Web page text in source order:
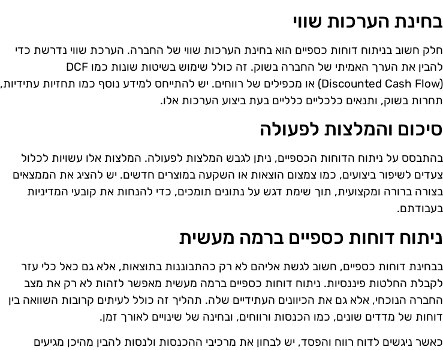
בחינת הערכות שווי
חלק חשוב בניתוח דוחות כספיים הוא בחינת הערכות שווי של החברה. הערכת שווי נדרשת כדי
להבין את הערך האמיתי של החברה בשוק. זה כולל שימוש בשיטות שונות כמו DCF
(Discounted Cash Flow) או מכפילים של רווחים. יש להתייחס למידע נוסף כמו תחזיות עתידיות,
תחרות בשוק, ותנאים כלכליים כלליים בעת ביצוע הערכות אלו.
סיכום והמלצות לפעולה
בהתבסס על ניתוח הדוחות הכספיים, ניתן לגבש המלצות לפעולה. המלצות אלו עשויות לכלול
צעדים לשיפור ביצועים, כמו צמצום הוצאות או השקעה במוצרים חדשים. יש להציג את הממצאים
בצורה ברורה ומקצועית, תוך שימת דגש על נתונים תומכים, כדי להנחות את קובעי המדיניות
בעבודתם.
ניתוח דוחות כספיים ברמה מעשית
בבחינת דוחות כספיים, חשוב לגשת אליהם לא רק כהתבוננות בתוצאות, אלא גם כאל כלי עזר
לקבלת החלטות פיננסיות. ניתוח דוחות כספיים ברמה מעשית מאפשר לזהות לא רק את מצב
החברה הנוכחי, אלא גם את הכיוונים העתידיים שלה. תהליך זה כולל לעיתים קרובות השוואה בין
דוחות של מדדים שונים, כמו הכנסות ורווחים, ובחינה של שינויים לאורך זמן.
כאשר ניגשים לדוח רווח והפסד, יש לבחון את מרכיבי ההכנסות ולנסות להבין מהיכן מגיעים